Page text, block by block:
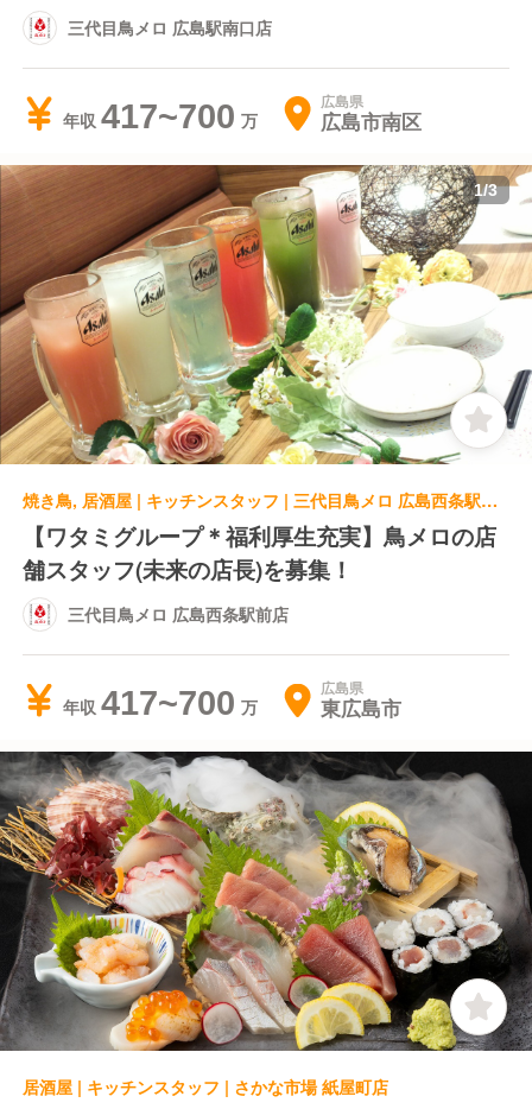
三代目鳥メロ 広島駅南口店
年収 417~700 広島県
広島市南区
1/3
焼き鳥, 居酒屋 | キッチンスタッフ | 三代目鳥メロ 広島西条駅前店
【ワタミグループ＊福利厚生充実】鳥メロの店
舗スタッフ(未来の店長)を募集！
三代目鳥メロ 広島西条駅前店
年収 417~700 広島県
東広島市
居酒屋 | キッチンスタッフ | さかな市場 紙屋町店